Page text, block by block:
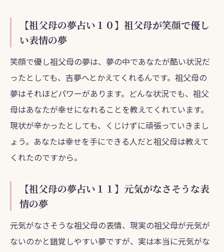
【祖父母の夢占い１０】祖父母が笑顔で優し
い表情の夢
笑顔で優し祖父母の夢は、夢の中であなたが酷い状況だ
ったとしても、吉夢へとかえてくれるんです。祖父母の
夢はそれほどパワーがあります。どんな状況でも、祖父
母はあなたが幸せになれることを教えてくれています。
現状が辛かったとしても、くじけずに頑張っていきまし
ょう。あなたは幸せを手にできる人だと祖父母は教えて
くれたのですから。
【祖父母の夢占い１１】元気がなさそうな表
情の夢
元気がなさそうな祖父母の表情、現実の祖父母が元気が
ないのかと錯覚しやすい夢ですが、実は本当に元気がな